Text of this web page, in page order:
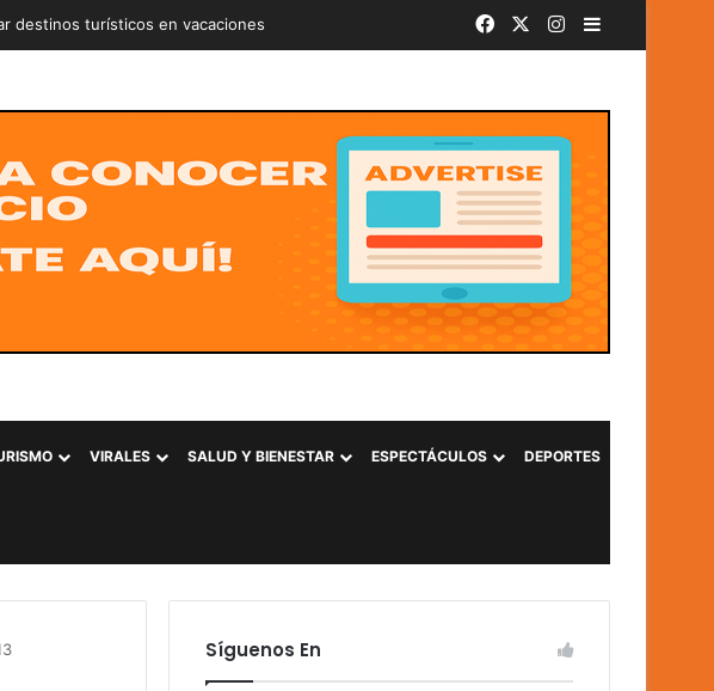
la estructura criminal «Ántrax» en Lourdes, Colón FacebookInstagram
Barra lateral
VIRALES SALUD Y BIENESTAR ESPECTÁCULOS DEPORTES
Síguenos En